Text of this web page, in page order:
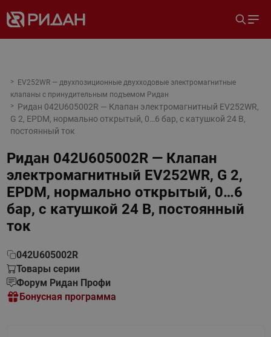
EV252WR — двухпозиционные двухходовые электромагнитные
клапаны с принудительным подъемом Ридан
Ридан 042U605002R — Клапан электромагнитный EV252WR,
G 2, EPDM, нормально открытый, 0…6 бар, с катушкой 24 В,
постоянный ток
Ридан 042U605002R — Клапан
электромагнитный EV252WR, G 2,
EPDM, нормально открытый, 0…6
бар, с катушкой 24 В, постоянный
ток
042U605002R
Товары серии
Форум Ридан Профи
Бонусная программа